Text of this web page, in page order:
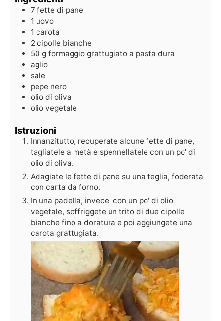
7 fette di pane
1 uovo
1 carota
2 cipolle bianche
50 g formaggio grattugiato a pasta dura
aglio
sale
pepe nero
olio di oliva
olio vegetale
Istruzioni
Innanzitutto, recuperate alcune fette di pane,
tagliatele a metà e spennellatele con un po' di
olio di oliva.
Adagiate le fette di pane su una teglia, foderata
con carta da forno.
In una padella, invece, con un po' di olio
vegetale, soffriggete un trito di due cipolle
bianche fino a doratura e poi aggiungete una
carota grattugiata.